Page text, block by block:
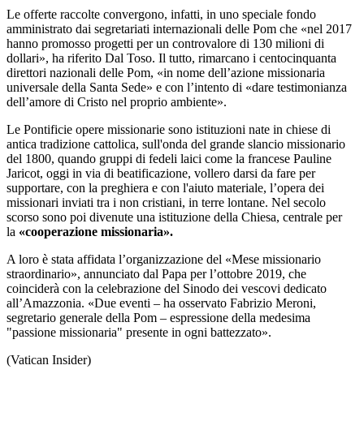
Le offerte raccolte convergono, infatti, in uno speciale fondo
amministrato dai segretariati internazionali delle Pom che «nel 2017
hanno promosso progetti per un controvalore di 130 milioni di
dollari», ha riferito Dal Toso. Il tutto, rimarcano i centocinquanta
direttori nazionali delle Pom, «in nome dell’azione missionaria
universale della Santa Sede» e con l’intento di «dare testimonianza
dell’amore di Cristo nel proprio ambiente».
Le Pontificie opere missionarie sono istituzioni nate in chiese di
antica tradizione cattolica, sull'onda del grande slancio missionario
del 1800, quando gruppi di fedeli laici come la francese Pauline
Jaricot, oggi in via di beatificazione, vollero darsi da fare per
supportare, con la preghiera e con l'aiuto materiale, l’opera dei
missionari inviati tra i non cristiani, in terre lontane. Nel secolo
scorso sono poi divenute una istituzione della Chiesa, centrale per
la «cooperazione missionaria».
A loro è stata affidata l’organizzazione del «Mese missionario
straordinario», annunciato dal Papa per l’ottobre 2019, che
coinciderà con la celebrazione del Sinodo dei vescovi dedicato
all’Amazzonia. «Due eventi – ha osservato Fabrizio Meroni,
segretario generale della Pom – espressione della medesima
"passione missionaria" presente in ogni battezzato».
(Vatican Insider)